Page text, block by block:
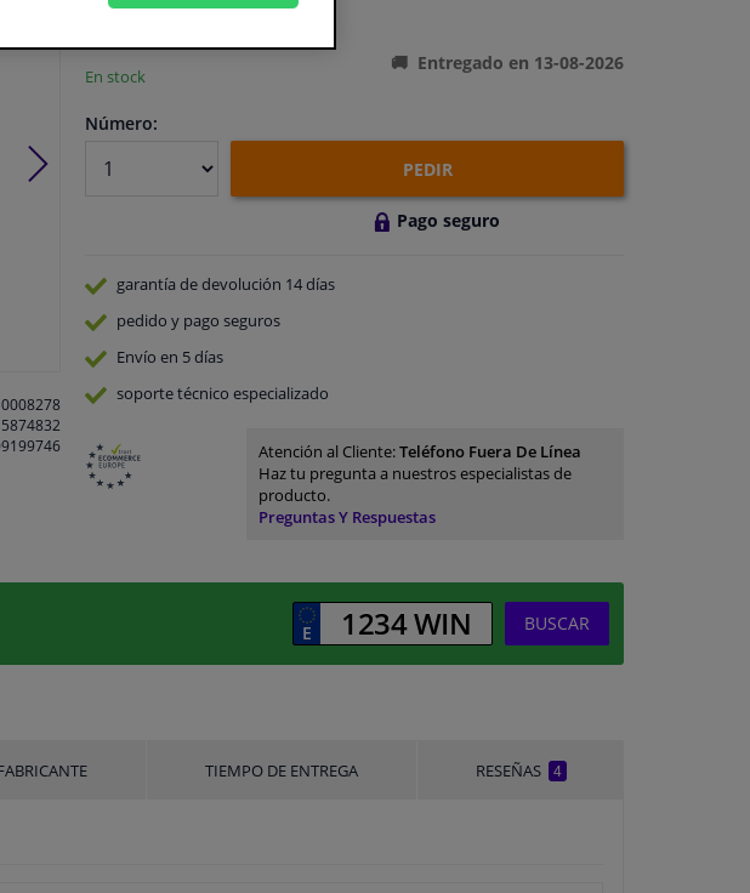
Ver especificaciones del producto
En stock
Entregado en 13-08-2026
Número:
PEDIR
Pago seguro
garantía de devolución 14 días
pedido y pago seguros
Envío en 5 días
soporte técnico especializado
Atención al Cliente:Teléfono Fuera De Línea
Haz tu pregunta a nuestros especialistas de
producto.
Preguntas Y Respuestas
BUSCAR
TIEMPO DE ENTREGA RESEÑAS 4